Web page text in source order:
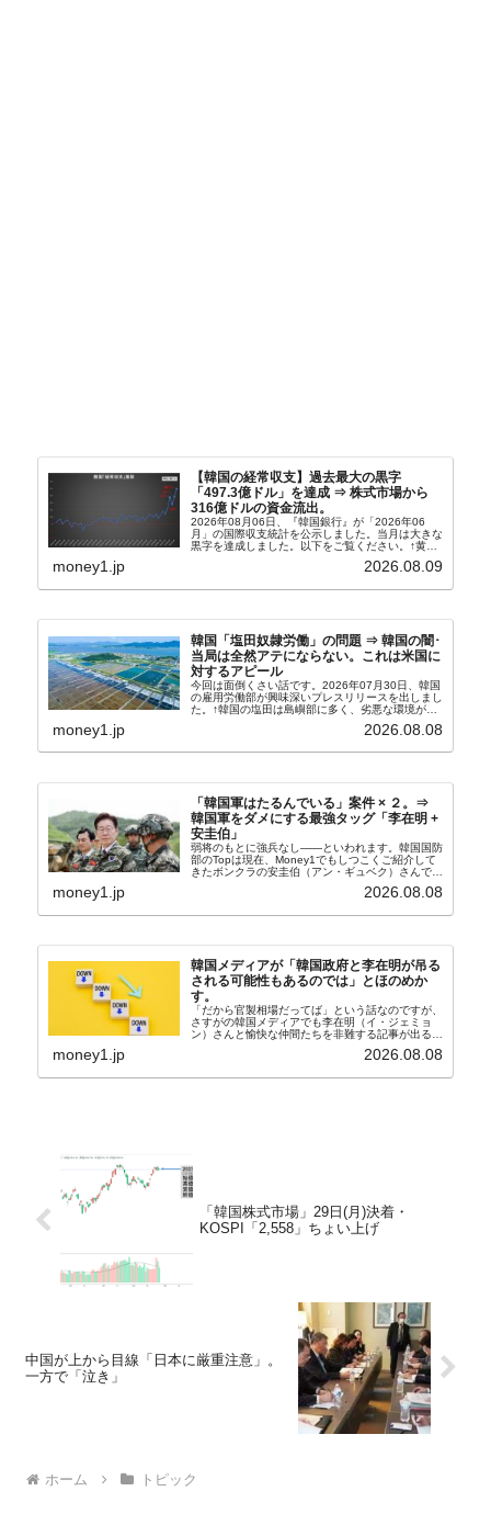
【韓国の経常収支】過去最大の黒字
「497.3億ドル」を達成 ⇒ 株式市場から
316億ドルの資金流出。
2026年08月06日、『韓国銀行』が「2026年06
月」の国際収支統計を公示しました。当月は大きな
黒字を達成しました。以下をご覧ください。↑黄色
の傾向ペンでフォーカスしているのが2026年06月
の経常収支です。2026年06月貿易収支：4...
money1.jp 2026.08.09
韓国「塩田奴隷労働」の問題 ⇒ 韓国の闇･
当局は全然アテにならない。これは米国に
対するアピール
今回は面倒くさい話です。2026年07月30日、韓国
の雇用労働部が興味深いプレスリリースを出しまし
た。↑韓国の塩田は島嶼部に多く、劣悪な環境が一
たといわれます（後述）。これは、いわゆる「塩田
money1.jp 2026.08.08
「韓国軍はたるんでいる」案件 × ２。⇒
韓国軍をダメにする最強タッグ「李在明 +
安圭伯」
弱将のもとに強兵なし――といわれます。韓国国防
部のTopは現在、Money1でもしつこくご紹介して
きたボンクラの安圭伯（アン・ギュベク）さんで
さんと「韓国初の文官上がり」の国防部長官安圭伯
money1.jp 2026.08.08
韓国メディアが「韓国政府と李在明が吊る
される可能性もあるのでは」とほのめか
す。
「だから官製相場だってば」という話なのですが、
さすがの韓国メディアでも李在明（イ・ジェミョ
ン）さんと愉快な仲間たちを非難する記事が出るよ
うになっています。もちろん株価の暴落についてで
『朝鮮日報』に面白い記事が出ています。「東西南
money1.jp 2026.08.08
「韓国株式市場」29日(月)決着・
KOSPI「2,558」ちょい上げ
中国が上から目線「日本に厳重注意」。
一方で「泣き」
ホーム トピック